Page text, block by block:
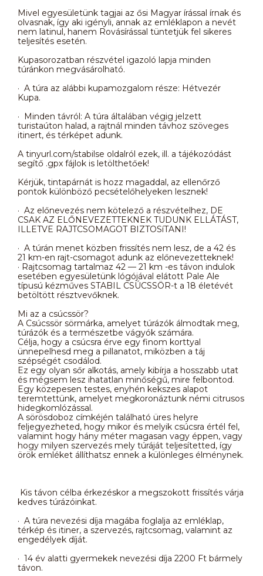
Mivel egyesületünk tagjai az ősi Magyar írással írnak és
olvasnak, így aki igényli, annak az emléklapon a nevét
nem latinul, hanem Rovásírással tüntetjük fel sikeres
teljesítés esetén.
Kupasorozatban részvétel igazoló lapja minden
túránkon megvásárolható.
· A túra az alábbi kupamozgalom része: Hétvezér
Kupa.
· Minden távról: A túra általában végig jelzett
turistaúton halad, a rajtnál minden távhoz szöveges
itinert, és térképet adunk.
A tinyurl.com/stabilse oldalról ezek, ill. a tájékozódást
segítő .gpx fájlok is letölthetőek!
Kérjük, tintapárnát is hozz magaddal, az ellenőrző
pontok különböző pecsételőhelyeken lesznek!
· Az előnevezés nem kötelező a részvételhez, DE
CSAK AZ ELŐNEVEZETTEKNEK TUDUNK ELLÁTÁST,
ILLETVE RAJTCSOMAGOT BIZTOSíTANI!
· A túrán menet közben frissítés nem lesz, de a 42 és
21 km-en rajt-csomagot adunk az előnevezetteknek!
· Rajtcsomag tartalmaz 42 — 21 km -es távon indulok
esetében egyesületünk lógójával elátott Pale Ale
típusú kézműves STABIL CSÚCSSÖR-t a 18 életévét
betöltött résztvevőknek.
Mi az a csúcssör?
A Csúcssör sörmárka, amelyet túrázók álmodtak meg,
túrázók és a természetbe vágyók számára.
Célja, hogy a csúcsra érve egy finom korttyal
ünnepelhesd meg a pillanatot, miközben a táj
szépségét csodálod.
Ez egy olyan sőr alkotás, amely kibírja a hosszabb utat
és mégsem lesz ihatatlan minőségű, mire felbontod.
Egy közepesen testes, enyhén kekszes alapot
teremtettünk, amelyet megkoronáztunk némi citrusos
hidegkomlózással.
A sörösdoboz címkéjén található üres helyre
feljegyezheted, hogy mikor és melyik csúcsra értél fel,
valamint hogy hány méter magasan vagy éppen, vagy
hogy milyen szervezés mely túráját teljesítetted, így
örök emléket állíthatsz ennek a különleges élménynek.
Kis távon célba érkezéskor a megszokott frissítés várja
kedves túrázóinkat.
· A túra nevezési díja magába foglalja az emléklap,
térkép és itiner, a szervezés, rajtcsomag, valamint az
engedélyek díját.
· 14 év alatti gyermekek nevezési díja 2200 Ft bármely
távon.